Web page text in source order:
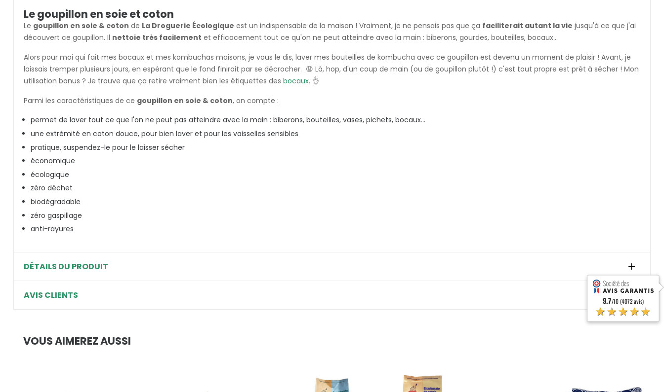
Le goupillon en soie et coton
Le goupillon en soie & coton de La Droguerie Écologique est un indispensable de la maison ! Vraiment, je ne pensais pas que ça faciliterait autant la vie jusqu'à ce que j'ai
découvert ce goupillon. Il nettoie très facilement et efficacement tout ce qu'on ne peut atteindre avec la main : biberons, gourdes, bouteilles, bocaux...
Alors pour moi qui fait mes bocaux et mes kombuchas maisons, je vous le dis, laver mes bouteilles de kombucha avec ce goupillon est devenu un moment de plaisir ! Avant, je
laissais tremper plusieurs jours, en espérant que le fond finirait par se décrocher. 😩 Là, hop, d'un coup de main (ou de goupillon plutôt !) c'est tout propre est prêt à sécher ! Mon
utilisation bonus ? Je trouve que ça retire vraiment bien les étiquettes des bocaux. 👌
Parmi les caractéristiques de ce goupillon en soie & coton, on compte :
permet de laver tout ce que l'on ne peut pas atteindre avec la main : biberons, bouteilles, vases, pichets, bocaux...
une extrémité en coton douce, pour bien laver et pour les vaisselles sensibles
pratique, suspendez-le pour le laisser sécher
économique
écologique
zéro déchet
biodégradable
zéro gaspillage
anti-rayures
DÉTAILS DU PRODUIT
AVIS CLIENTS
VOUS AIMEREZ AUSSI
9.7/10 (4072 avis)
★★★★★